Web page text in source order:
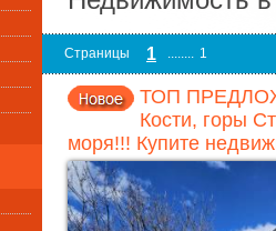
Страницы 1 ........ 1
ТОП
Кости, горы
моря!!! Купите